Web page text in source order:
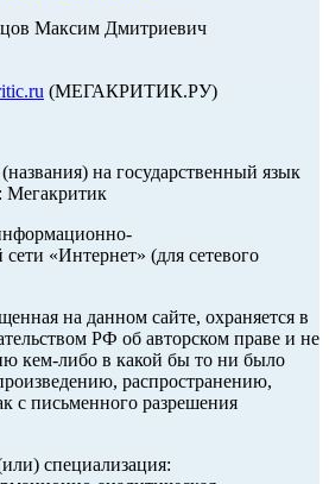
Максим Дмитриевич
(МЕГАКРИТИК.РУ)
на государственный язык
Мегакритик
«Интернет» (для сетевого
на данном сайте, охраняется в
РФ об авторском праве и не
кем-либо в какой бы то ни было
распространению,
с письменного разрешения
специализация: